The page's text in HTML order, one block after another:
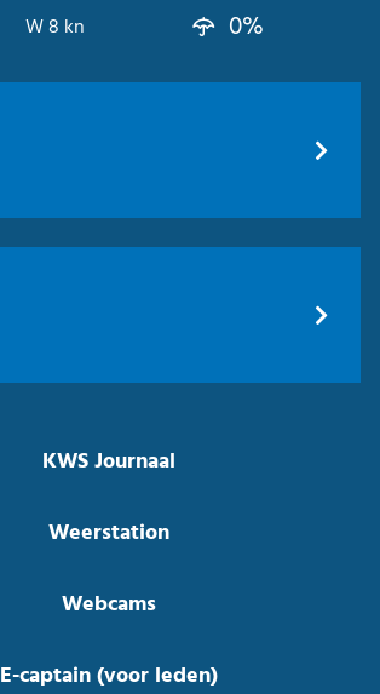
W 8 kn 0%
KWS Journaal
Weerstation
Webcams
E-captain (voor leden)